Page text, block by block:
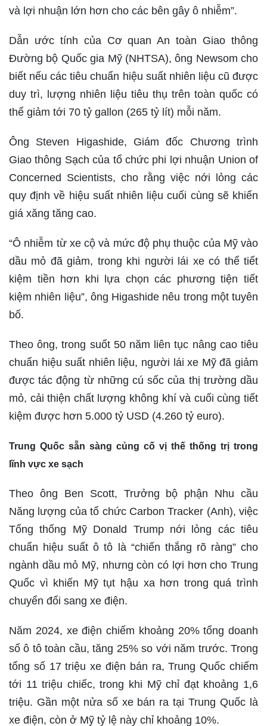
và lợi nhuận lớn hơn cho các bên gây ô nhiễm”.
Dẫn ước tính của Cơ quan An toàn Giao thông
Đường bộ Quốc gia Mỹ (NHTSA), ông Newsom cho
biết nếu các tiêu chuẩn hiệu suất nhiên liệu cũ được
duy trì, lượng nhiên liệu tiêu thụ trên toàn quốc có
thể giảm tới 70 tỷ gallon (265 tỷ lít) mỗi năm.
Ông Steven Higashide, Giám đốc Chương trình
Giao thông Sạch của tổ chức phi lợi nhuận Union of
Concerned Scientists, cho rằng việc nới lỏng các
quy định về hiệu suất nhiên liệu cuối cùng sẽ khiến
giá xăng tăng cao.
“Ô nhiễm từ xe cộ và mức độ phụ thuộc của Mỹ vào
dầu mỏ đã giảm, trong khi người lái xe có thể tiết
kiệm tiền hơn khi lựa chọn các phương tiện tiết
kiệm nhiên liệu”, ông Higashide nêu trong một tuyên
bố.
Theo ông, trong suốt 50 năm liên tục nâng cao tiêu
chuẩn hiệu suất nhiên liệu, người lái xe Mỹ đã giảm
được tác động từ những cú sốc của thị trường dầu
mỏ, cải thiện chất lượng không khí và cuối cùng tiết
kiệm được hơn 5.000 tỷ USD (4.260 tỷ euro).
Trung Quốc sẵn sàng củng cố vị thế thống trị trong
lĩnh vực xe sạch
Theo ông Ben Scott, Trưởng bộ phận Nhu cầu
Năng lượng của tổ chức Carbon Tracker (Anh), việc
Tổng thống Mỹ Donald Trump nới lỏng các tiêu
chuẩn hiệu suất ô tô là “chiến thắng rõ ràng” cho
ngành dầu mỏ Mỹ, nhưng còn có lợi hơn cho Trung
Quốc vì khiến Mỹ tụt hậu xa hơn trong quá trình
chuyển đổi sang xe điện.
Năm 2024, xe điện chiếm khoảng 20% tổng doanh
số ô tô toàn cầu, tăng 25% so với năm trước. Trong
tổng số 17 triệu xe điện bán ra, Trung Quốc chiếm
tới 11 triệu chiếc, trong khi Mỹ chỉ đạt khoảng 1,6
triệu. Gần một nửa số xe bán ra tại Trung Quốc là
xe điện, còn ở Mỹ tỷ lệ này chỉ khoảng 10%.